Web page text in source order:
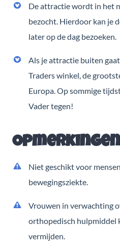
De attractie wordt in het
bezocht. Hierdoor kan je
later op de dag bezoeken.
Als je attractie buiten
Traders winkel, de
Europa. Op sommige
Vader tegen!
Opmerkingen
Niet geschikt voor
bewegingsziekte.
Vrouwen in verwachting
orthopedisch hulpmiddel
vermijden.